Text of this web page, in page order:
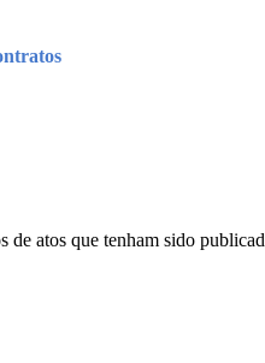
de atos que tenham sido